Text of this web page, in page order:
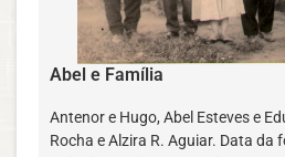
Abel e Família
Antenor e Hugo, Abel Esteves e
Rocha e Alzira R. Aguiar. Data da